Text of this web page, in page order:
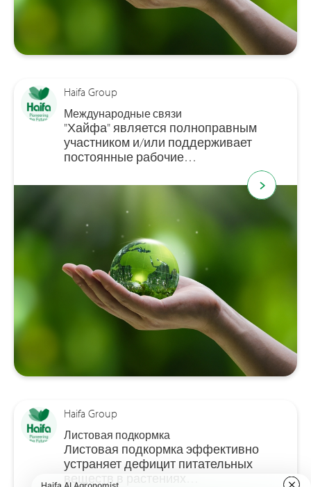
Haifa Group
Международные связи
"Хайфа" является полноправным
участником и/или поддерживает
постоянные рабочие…
Haifa Group
Листовая подкормка
Листовая подкормка эффективно
устраняет дефицит питательных
веществ в растениях…